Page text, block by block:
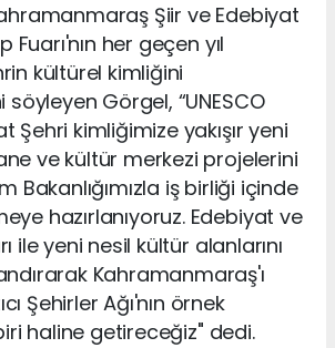
Şiir ve Edebiyat
Fuarı'nın her geçen yıl
kültürel kimliğini
Görgel, “UNESCO
Şehri kimliğimize yakışır yeni
ve kültür merkezi projelerini
Bakanlığımızla iş birliği içinde
hazırlanıyoruz. Edebiyat ve
ile yeni nesil kültür alanlarını
Kahramanmaraş'ı
Şehirler Ağı'nın örnek
haline getireceğiz" dedi.